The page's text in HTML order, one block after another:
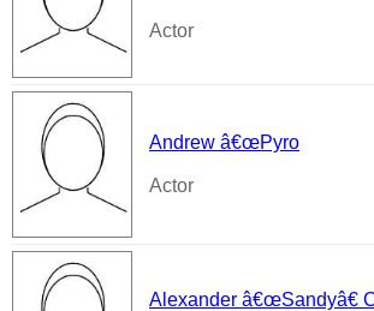
Actor
Andrew â€œPyro
Actor
Alexander â€œSandyâ€